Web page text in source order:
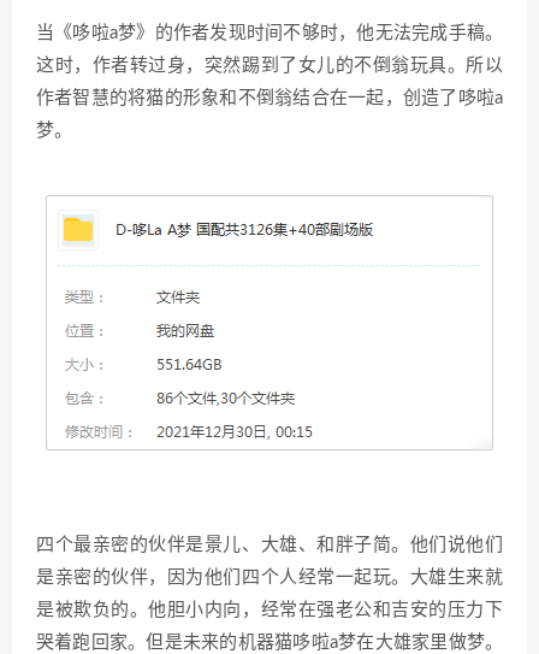
当《哆啦a梦》的作者发现时间不够时，他无法完成手稿。
这时，作者转过身，突然踢到了女儿的不倒翁玩具。所以
作者智慧的将猫的形象和不倒翁结合在一起，创造了哆啦a
梦。
四个最亲密的伙伴是景儿、大雄、和胖子简。他们说他们
是亲密的伙伴，因为他们四个人经常一起玩。大雄生来就
是被欺负的。他胆小内向，经常在强老公和吉安的压力下
哭着跑回家。但是未来的机器猫哆啦a梦在大雄家里做梦。